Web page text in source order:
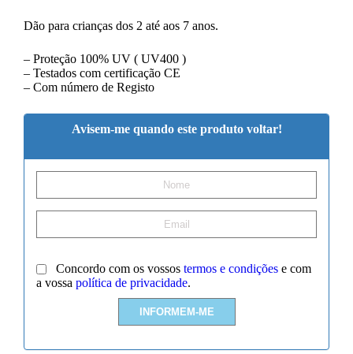
Dão para crianças dos 2 até aos 7 anos.
– Proteção 100% UV ( UV400 )
– Testados com certificação CE
– Com número de Registo
Avisem-me quando este produto voltar!
Concordo com os vossos termos e condições e com
a vossa política de privacidade.